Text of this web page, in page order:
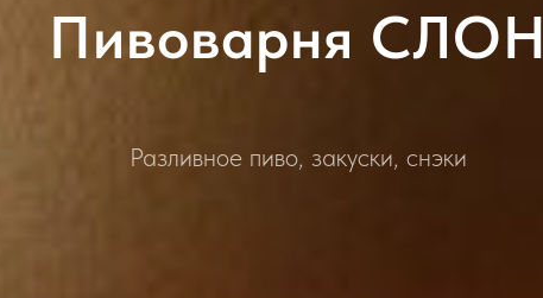
Пивоварня СЛОН
Разливное пиво, закуски, снэки